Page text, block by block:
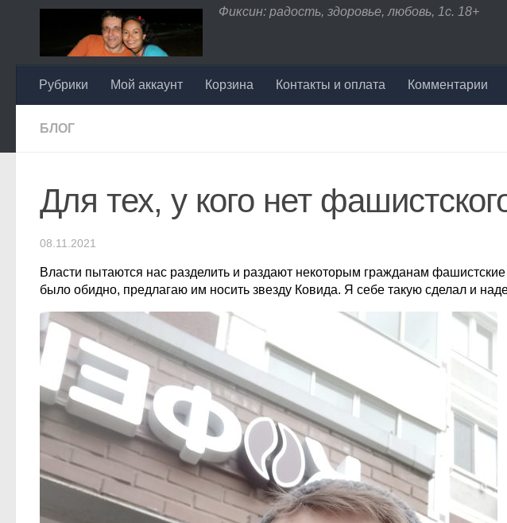
Перейти к содержимому
Фиксин: радость, здоровье, любовь, 1с. 18+
Рубрики Мой аккаунт Корзина Контакты и оплата Комментарии
БЛОГ
Для тех, у кого нет
08.11.2021
Власти пытаются нас разделить и раздают некоторым гражданам
было обидно, предлагаю им носить звезду Ковида. Я себе такую сделал и